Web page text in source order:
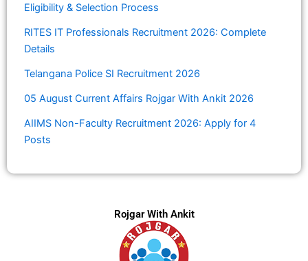
Eligibility & Selection Process
RITES IT Professionals Recruitment 2026: Complete
Details
Telangana Police SI Recruitment 2026
05 August Current Affairs Rojgar With Ankit 2026
AIIMS Non-Faculty Recruitment 2026: Apply for 4
Posts
Rojgar With Ankit